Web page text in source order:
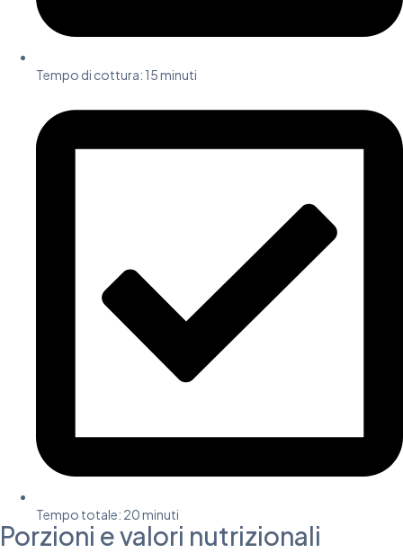
Tempo di cottura: 15 minuti
Tempo totale: 20 minuti
Porzioni e valori nutrizionali